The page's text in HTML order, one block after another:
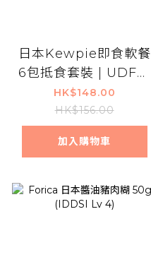
日本Kewpie即食軟餐
6包抵食套裝 | UDF等
級1 / IDDSI 6| 難以咀
嚼較大且硬食材人士適
用
HK$148.00
HK$156.00
加入購物車